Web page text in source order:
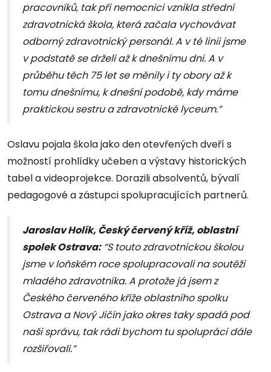
pracovníků, tak při nemocnici vznikla střední
zdravotnická škola, která začala vychovávat
odborný zdravotnický personál. A v té linii jsme
v podstatě se drželi až k dnešnímu dni. A v
průběhu těch 75 let se měnily i ty obory až k
tomu dnešnímu, k dnešní podobě, kdy máme
praktickou sestru a zdravotnické lyceum.”
Oslavu pojala škola jako den otevřených dveří s
možností prohlídky učeben a výstavy historických
tabel a videoprojekce. Dorazili absolventů, bývalí
pedagogové a zástupci spolupracujících partnerů.
Jaroslav Holík, Český červený kříž, oblastní
spolek Ostrava:“S touto zdravotnickou školou
jsme v loňském roce spolupracovali na soutěži
mladého zdravotníka. A protože já jsem z
Českého červeného kříže oblastního spolku
Ostrava a Nový Jičín jako okres taky spadá pod
naši správu, tak rádi bychom tu spolupráci dále
rozšiřovali.”